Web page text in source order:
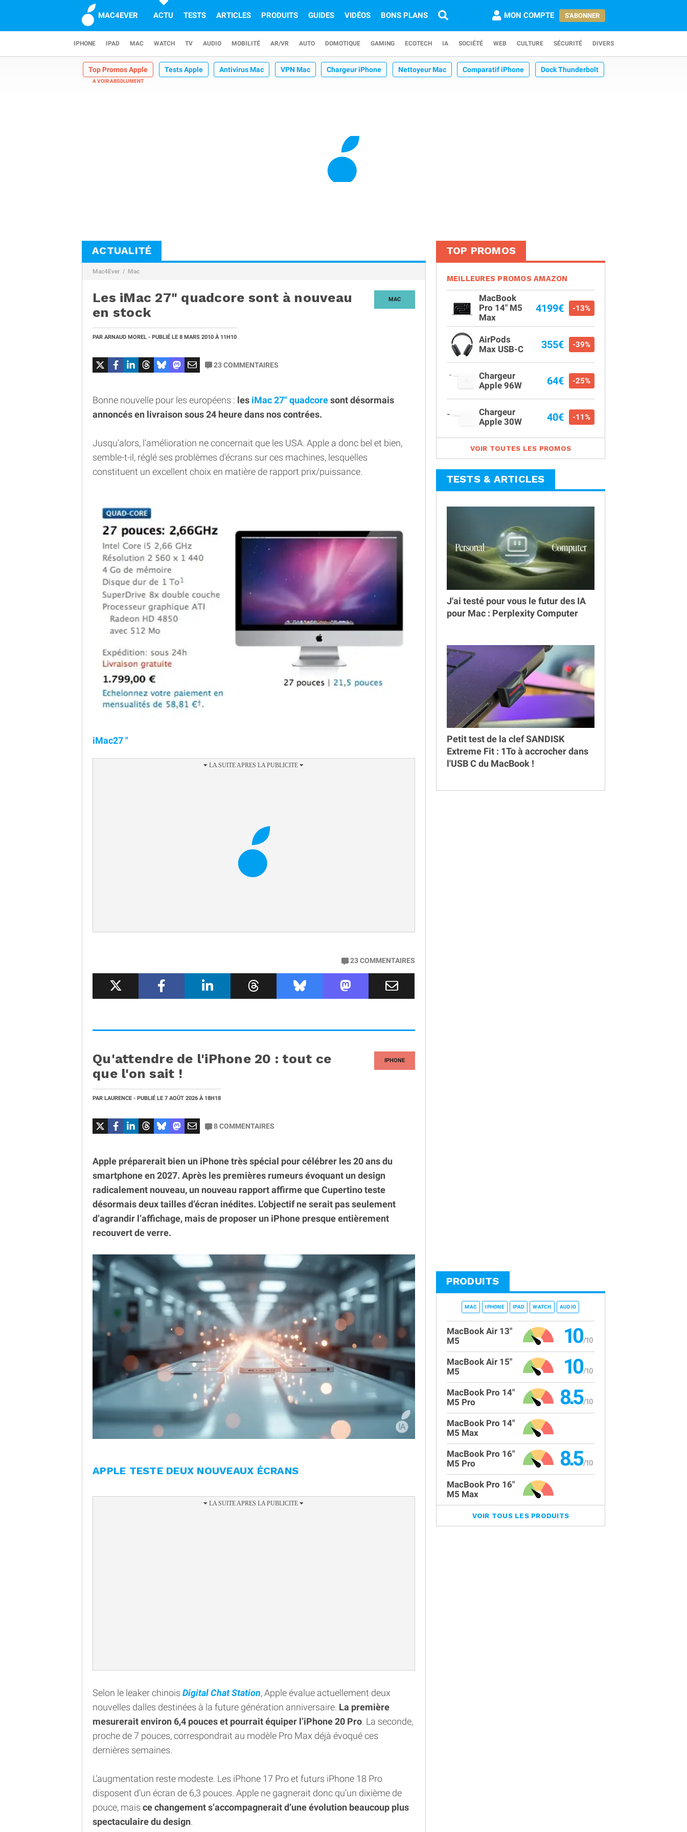
MAC4EVER ACTU TESTS ARTICLES PRODUITS GUIDES VIDÉOS BONS PLANS MON COMPTE S'ABONNER
IPHONE IPAD MAC WATCH TV AUDIO MOBILITÉ AR/VR AUTO DOMOTIQUE GAMING ECOTECH IA SOCIÉTÉ WEB CULTURE SÉCURITÉ DIVERS
Top Promos Apple Tests Apple Antivirus Mac VPN Mac Chargeur iPhone Nettoyeur Mac Comparatif iPhone Dock Thunderbolt
ACTUALITÉ
Mac4Ever Mac
MAC
Les iMac 27" quadcore sont à nouveau
en stock
PAR ARNAUD MOREL - PUBLIÉ LE 8 MARS 2010 À 11H10
23COMMENTAIRES
Bonne nouvelle pour les européens : les iMac 27" quadcoresont désormais
annoncés en livraison sous 24 heure dans nos contrées.
Jusqu'alors, l'amélioration ne concernait que les USA. Apple a donc bel et bien,
semble-t-il, réglé ses problèmes d'écrans sur ces machines, lesquelles
constituent un excellent choix en matière de rapport prix/puissance.
iMac27 "
23COMMENTAIRES
IPHONE
Qu'attendre de l'iPhone 20 : tout ce
que l'on sait !
PAR LAURENCE - PUBLIÉ LE 7 AOÛT 2026 À 18H18
8COMMENTAIRES
Apple préparerait bien un iPhone très spécial pour célébrer les 20 ans du
smartphone en 2027. Après les premières rumeurs évoquant un design
radicalement nouveau, un nouveau rapport affirme que Cupertino teste
désormais deux tailles d’écran inédites. L’objectif ne serait pas seulement
d’agrandir l’affichage, mais de proposer un iPhone presque entièrement
recouvert de verre.
APPLE TESTE DEUX NOUVEAUX ÉCRANS
Selon le leaker chinois Digital Chat Station, Apple évalue actuellement deux
nouvelles dalles destinées à la future génération anniversaire. La première
mesurerait environ 6,4 pouces et pourrait équiper l’iPhone 20 Pro. La seconde,
proche de 7 pouces, correspondrait au modèle Pro Max déjà évoqué ces
dernières semaines.
L’augmentation reste modeste. Les iPhone 17 Pro et futurs iPhone 18 Pro
disposent d’un écran de 6,3 pouces. Apple ne gagnerait donc qu’un dixième de
pouce, mais ce changement s’accompagnerait d’une évolution beaucoup plus
spectaculaire du design.
TOP PROMOS
MEILLEURES PROMOS AMAZON
MacBook
Pro 14" M5
Max
4199€ -13%
AirPods
Max USB-C
355€ -39%
Chargeur
Apple 96W
64€ -25%
Chargeur
Apple 30W
40€ -11%
VOIR TOUTES LES PROMOS
TESTS & ARTICLES
J'ai testé pour vous le futur des IA
pour Mac : Perplexity Computer
Petit test de la clef SANDISK
Extreme Fit : 1To à accrocher dans
l'USB C du MacBook !
PRODUITS
MAC IPHONE IPAD WATCH AUDIO
MacBook Air 13"
M5
10
MacBook Air 15"
M5
10
MacBook Pro 14"
M5 Pro
8.5
MacBook Pro 14"
M5 Max
MacBook Pro 16"
M5 Pro
8.5
MacBook Pro 16"
M5 Max
VOIR TOUS LES PRODUITS